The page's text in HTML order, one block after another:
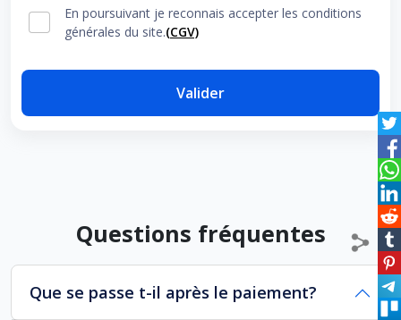
En poursuivant je reconnais accepter les conditions
générales du site.(CGV)
Valider
Questions fréquentes
Que se passe t-il après le paiement?